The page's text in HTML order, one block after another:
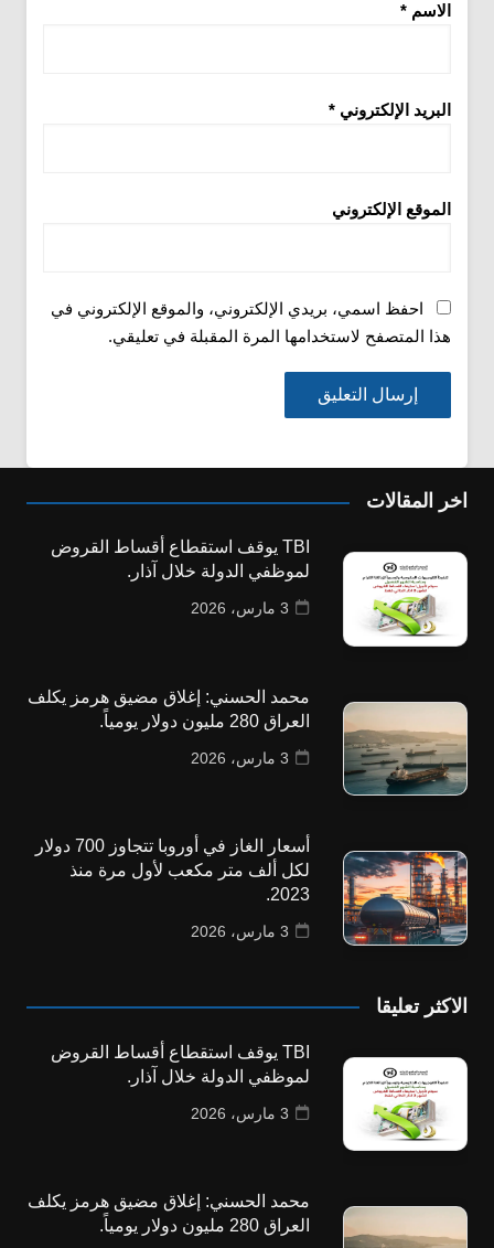
الاسم *
البريد الإلكتروني *
الموقع الإلكتروني
احفظ اسمي، بريدي الإلكتروني، والموقع الإلكتروني في
هذا المتصفح لاستخدامها المرة المقبلة في تعليقي.
اخر المقالات
TBI يوقف استقطاع أقساط القروض
لموظفي الدولة خلال آذار.
3 مارس، 2026
محمد الحسني: إغلاق مضيق هرمز يكلف
العراق 280 مليون دولار يومياً.
3 مارس، 2026
أسعار الغاز في أوروبا تتجاوز 700 دولار
لكل ألف متر مكعب لأول مرة منذ
2023.
3 مارس، 2026
الاكثر تعليقا
TBI يوقف استقطاع أقساط القروض
لموظفي الدولة خلال آذار.
3 مارس، 2026
محمد الحسني: إغلاق مضيق هرمز يكلف
العراق 280 مليون دولار يومياً.